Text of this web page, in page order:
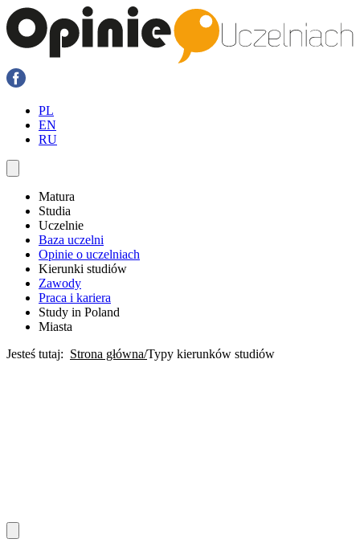
PL
EN
RU
Matura
Studia
Uczelnie
Baza uczelni
Opinie o uczelniach
Kierunki studiów
Zawody
Praca i kariera
Study in Poland
Miasta
Jesteś tutaj: Strona główna Typy kierunków studiów